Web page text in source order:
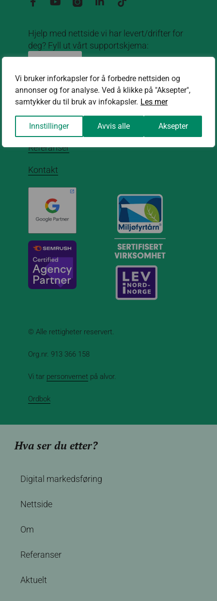
Vi bruker inforkapsler for å forbedre nettsiden og
annonser og for analyse. Ved å klikke på "Aksepter",
samtykker du til bruk av infokapsler. Les mer
Innstillinger Avvis alle Aksepter
Hjelp med nettside vi har levert/drifter for
deg? Fyll ut vårt supportskjema:
Om oss
Om oss
Aktuelt
Referanser
Kontakt
© Alle rettigheter reservert.
Org.nr. 913 366 158
Vi tar personvernet på alvor.
Ordbok
Hva ser du etter?
Digital markedsføring
Nettside
Om
Referanser
Aktuelt